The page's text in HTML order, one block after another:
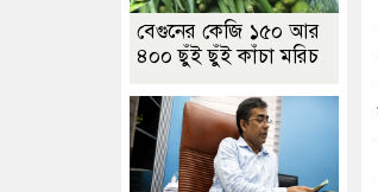
বেগুনের কেজি ১৫০ আর
৪০০ ছুঁই ছুঁই কাঁচা মরিচ